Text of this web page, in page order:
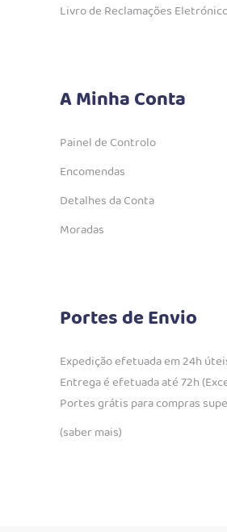
Livro de Reclamações
A Minha Conta
Painel de Controlo
Encomendas
Detalhes da Conta
Moradas
Portes de Envio
Expedição efetuada em 24h
Entrega é efetuada até 72h
Portes grátis para compras
(saber mais)